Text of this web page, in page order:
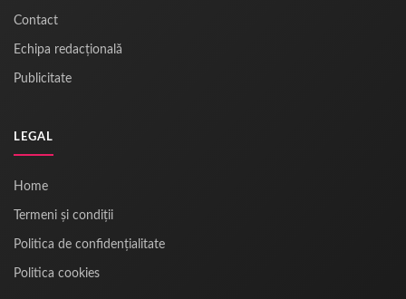
Contact
Echipa redacțională
Publicitate
LEGAL
Home
Termeni și condiții
Politica de confidențialitate
Politica cookies